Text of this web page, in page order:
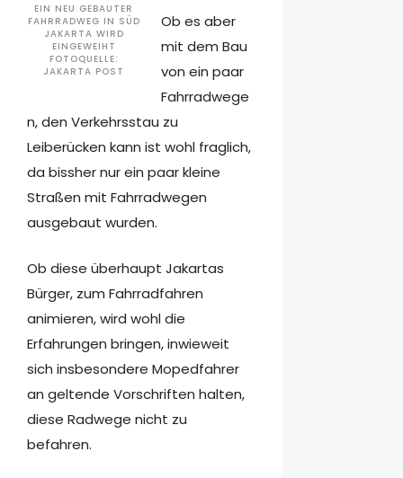
EIN NEU GEBAUTER
FAHRRADWEG IN SÜD
JAKARTA WIRD
EINGEWEIHT
FOTOQUELLE:
JAKARTA POST
Ob es aber
mit dem Bau
von ein paar
Fahrradwege
n, den Verkehrsstau zu
Leiberücken kann ist wohl fraglich,
da bissher nur ein paar kleine
Straßen mit Fahrradwegen
ausgebaut wurden.
Ob diese überhaupt Jakartas
Bürger, zum Fahrradfahren
animieren, wird wohl die
Erfahrungen bringen, inwieweit
sich insbesondere Mopedfahrer
an geltende Vorschriften halten,
diese Radwege nicht zu
befahren.